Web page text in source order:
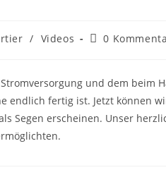
/ Videos 0
und dem beim
endlich fertig ist. Jetzt können
Segen erscheinen. Unser